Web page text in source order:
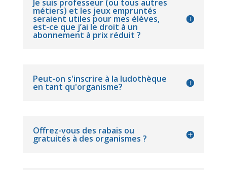
Je suis professeur (ou tous autres
métiers) et les jeux empruntés
seraient utiles pour mes élèves,
est-ce que j’ai le droit à un
abonnement à prix réduit ?
Peut-on s'inscrire à la ludothèque
en tant qu'organisme?
Offrez-vous des rabais ou
gratuités à des organismes ?